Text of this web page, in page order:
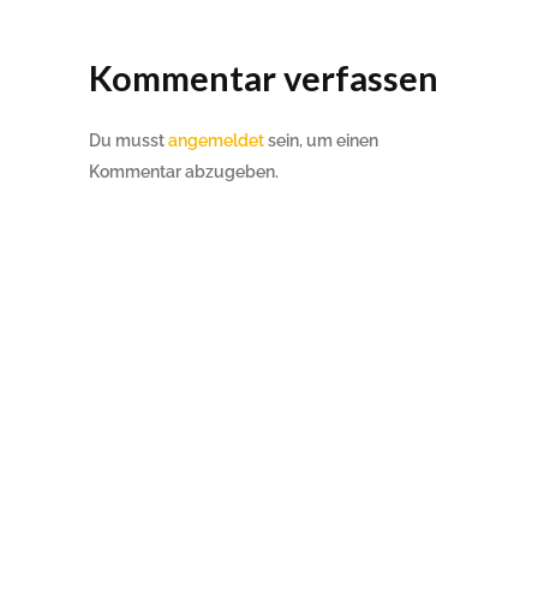
Kommentar verfassen
Du musstangemeldetsein, um einen
Kommentar abzugeben.